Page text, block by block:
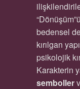
bedensel
kırılgan
psikolojik
Karakterin
semboller